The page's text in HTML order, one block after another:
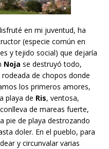
en mi juventud, ha
(especie común en
y tejido social) que dejaría
Noja se destruyó todo,
de chopos donde
los primeros amores,
playa de Ris, ventosa,
de mareas fuerte,
pie de playa destrozando
doler. En el pueblo, para
y circunvalar varias